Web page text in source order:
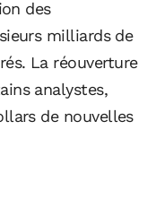
des
milliards de
La réouverture
analystes,
de nouvelles